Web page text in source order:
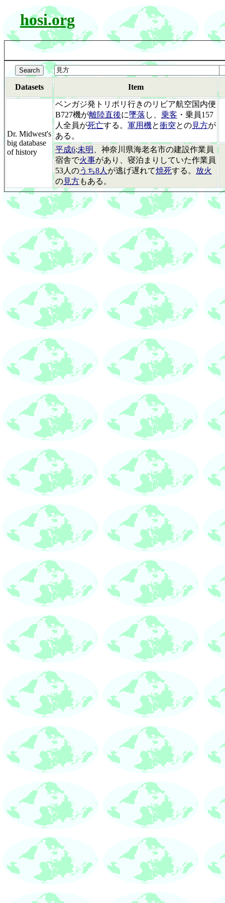
hosi.org
Datasets Item
Dr. Midwest's
big database
of history
ベンガジ発トリポリ行きのリビア航空国内便
B727機が離陸直後に墜落 し、 乗客 ・乗員157
人全員が死亡する。 軍用機と衝突との見方が
ある。
平成6:未明
、神奈川県海老名市の建設作業員
宿舎で火事があり、寝泊まりしていた作業員
53人のうち8人 が逃げ遅れて焼死する。 放火
の見方もある。